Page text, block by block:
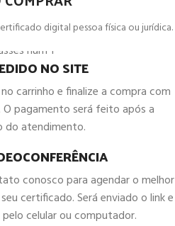
digital pessoa física ou jurídica.
NO SITE
carrinho e finalize a compra com
pagamento será feito após a
do atendimento.
conosco para agendar o melhor
certificado. Será enviado o link e
celular ou computador.